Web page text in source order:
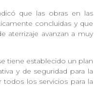
que las obras en las
concluidas y que
aterrizaje avanzan a muy
tiene establecido un plan
y de seguridad para la
todos los servicios para la